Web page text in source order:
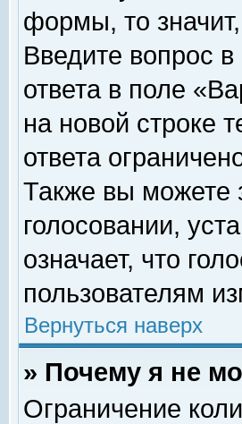
формы, то
Введите вопрос
ответа в поле
на новой строке
ответа
Также вы можете
голосовании,
означает, что
пользователям
Вернуться наверх
» Почему я не
Ограничение